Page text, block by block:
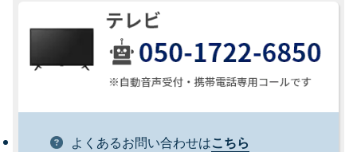
よくあるお問い合わせはこちら